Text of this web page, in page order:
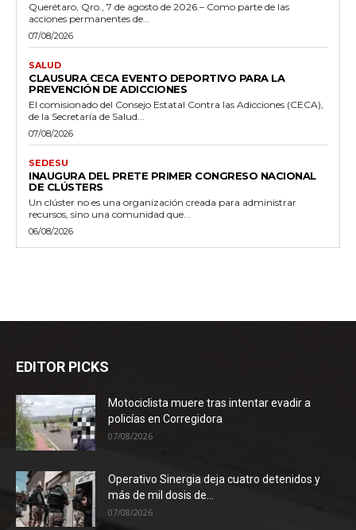
Querétaro, Qro., 7 de agosto de 2026.– Como parte de las
acciones permanentes de...
07/08/2026
SALUD
CLAUSURA CECA EVENTO DEPORTIVO PARA LA
PREVENCIÓN DE ADICCIONES
El comisionado del Consejo Estatal Contra las Adicciones (CECA),
de la Secretaría de Salud...
07/08/2026
SEDESU
INAUGURA DEL PRETE PRIMER CONGRESO NACIONAL
DE CLÚSTERS
Un clúster no es una organización creada para administrar
recursos, sino una comunidad que...
06/08/2026
EDITOR PICKS
Motociclista muere tras intentar evadir a
policías en Corregidora
07/08/2026
Operativo Sinergia deja cuatro detenidos y
más de mil dosis de...
07/08/2026